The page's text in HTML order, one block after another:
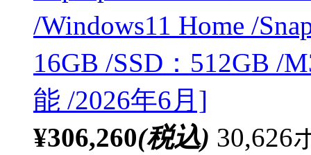
/Windows11 Home /
16GB /SSD：512GB /
能 /2026年6月]
¥306,260(税込) 30,626